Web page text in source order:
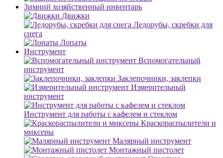
Зимний хозяйственный инвентарь
Движки
Ледорубы, скребки для
снега
Лопаты
Инструмент
Вспомогательный
инструмент
Заклепочники, заклепки
Измерительный
инструмент
Инструмент для работы с кафелем и стеклом
Краскораспылители и
миксеры
Малярный инструмент
Монтажный пистолет